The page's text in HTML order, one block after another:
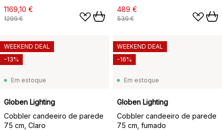
matte
1169,10 €
1299 €
489 €
539 €
Em estoque
Globen Lighting
Cobbler candeeiro de parede
75 cm, Claro
WEEKEND DEAL
-13%
Em estoque
Globen Lighting
Cobbler candeeiro de parede
75 cm, fumado
WEEKEND DEAL
-16%